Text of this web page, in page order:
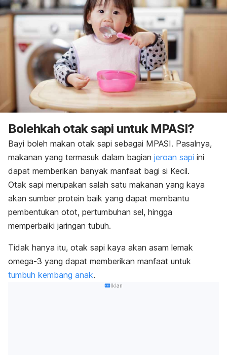
Bolehkah otak sapi untuk MPASI?
Bayi boleh makan otak sapi sebagai MPASI. Pasalnya,
makanan yang termasuk dalam bagian jeroan sapi ini
dapat memberikan banyak manfaat bagi si Kecil.
Otak sapi merupakan salah satu makanan yang kaya
akan sumber protein baik yang dapat membantu
pembentukan otot, pertumbuhan sel, hingga
memperbaiki jaringan tubuh.
Tidak hanya itu, otak sapi kaya akan asam lemak
omega-3 yang dapat memberikan manfaat untuk
tumbuh kembang anak.
Iklan